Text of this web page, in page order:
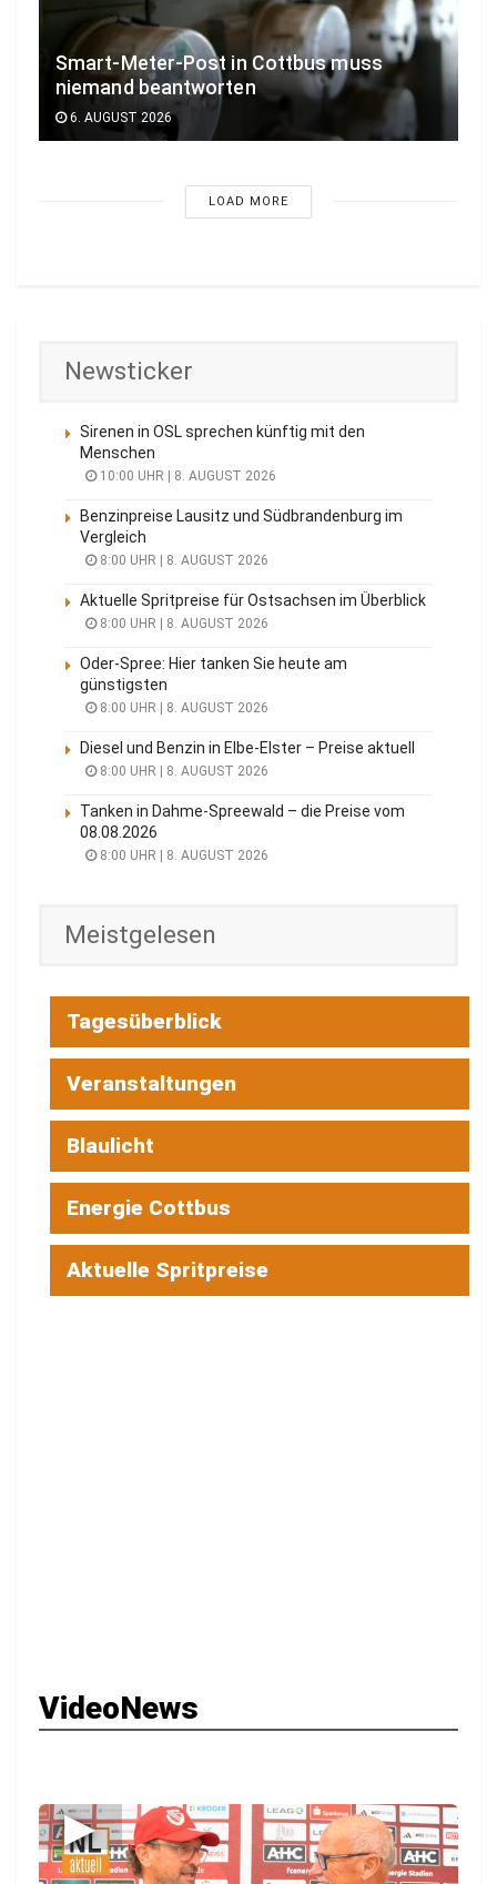
Smart-Meter-Post in Cottbus muss
niemand beantworten
6. AUGUST 2026
LOAD MORE
Newsticker
Sirenen in OSL sprechen künftig mit den
Menschen
10:00 UHR | 8. AUGUST 2026
Benzinpreise Lausitz und Südbrandenburg im
Vergleich
8:00 UHR | 8. AUGUST 2026
Aktuelle Spritpreise für Ostsachsen im Überblick
8:00 UHR | 8. AUGUST 2026
Oder-Spree: Hier tanken Sie heute am
günstigsten
8:00 UHR | 8. AUGUST 2026
Diesel und Benzin in Elbe-Elster – Preise aktuell
8:00 UHR | 8. AUGUST 2026
Tanken in Dahme-Spreewald – die Preise vom
08.08.2026
8:00 UHR | 8. AUGUST 2026
Meistgelesen
Tagesüberblick
Veranstaltungen
Blaulicht
Energie Cottbus
Aktuelle Spritpreise
VideoNews
▶